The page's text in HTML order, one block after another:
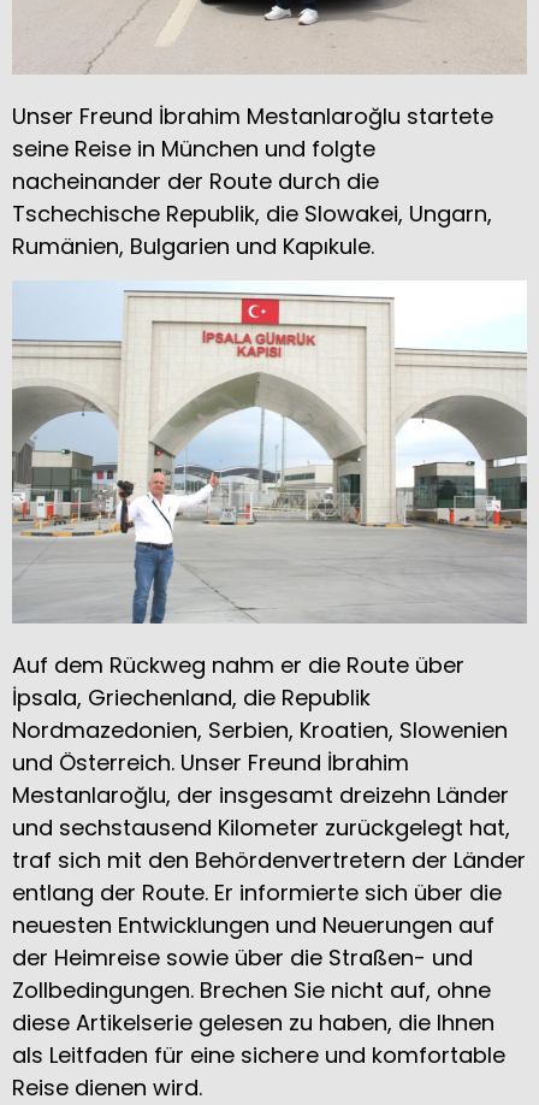
Unser Freund İbrahim Mestanlaroğlu startete
seine Reise in München und folgte
nacheinander der Route durch die
Tschechische Republik, die Slowakei, Ungarn,
Rumänien, Bulgarien und Kapıkule.
Auf dem Rückweg nahm er die Route über
İpsala, Griechenland, die Republik
Nordmazedonien, Serbien, Kroatien, Slowenien
und Österreich. Unser Freund İbrahim
Mestanlaroğlu, der insgesamt dreizehn Länder
und sechstausend Kilometer zurückgelegt hat,
traf sich mit den Behördenvertretern der Länder
entlang der Route. Er informierte sich über die
neuesten Entwicklungen und Neuerungen auf
der Heimreise sowie über die Straßen- und
Zollbedingungen. Brechen Sie nicht auf, ohne
diese Artikelserie gelesen zu haben, die Ihnen
als Leitfaden für eine sichere und komfortable
Reise dienen wird.